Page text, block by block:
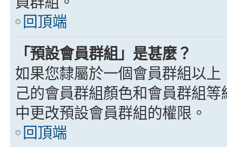
回頂端
「預設會員群組」是甚麼？
如果您隸屬於一個會員群組以
己的會員群組顏色和會員群組
中更改預設會員群組的權限。
回頂端